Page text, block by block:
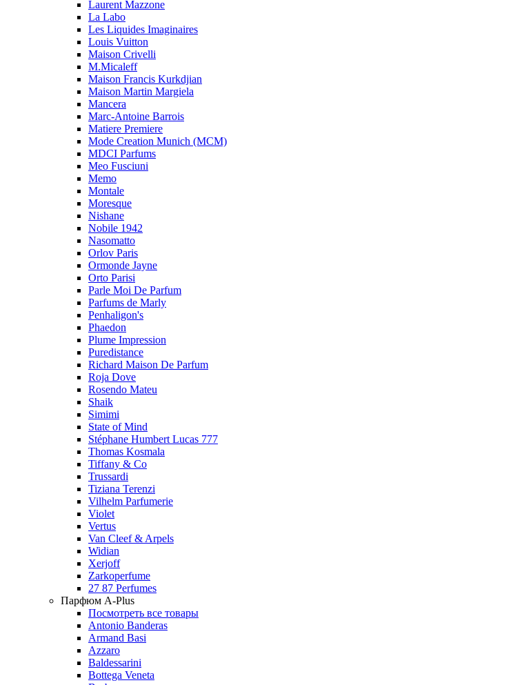
Laurent Mazzone
La Labo
Les Liquides Imaginaires
Louis Vuitton
Maison Crivelli
M.Micaleff
Maison Francis Kurkdjian
Maison Martin Margiela
Mancera
Marc-Antoine Barrois
Matiere Premiere
Mode Creation Munich (MCM)
MDCI Parfums
Meo Fusciuni
Memo
Montale
Moresque
Nishane
Nobile 1942
Nasomatto
Orlov Paris
Ormonde Jayne
Orto Parisi
Parle Moi De Parfum
Parfums de Marly
Penhaligon's
Phaedon
Plume Impression
Puredistance
Richard Maison De Parfum
Roja Dove
Rosendo Mateu
Shaik
Simimi
State of Mind
Stéphane Humbert Lucas 777
Thomas Kosmala
Tiffany & Co
Trussardi
Tiziana Terenzi
Vilhelm Parfumerie
Violet
Vertus
Van Cleef & Arpels
Widian
Xerjoff
Zarkoperfume
27 87 Perfumes
Парфюм A-Plus
Посмотреть все товары
Antonio Banderas
Armand Basi
Azzaro
Baldessarini
Bottega Veneta